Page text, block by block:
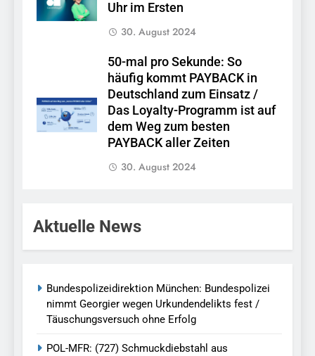
Uhr im Ersten
30. August 2024
50-mal pro Sekunde: So
häufig kommt PAYBACK in
Deutschland zum Einsatz /
Das Loyalty-Programm ist auf
dem Weg zum besten
PAYBACK aller Zeiten
30. August 2024
Aktuelle News
Bundespolizeidirektion München: Bundespolizei
nimmt Georgier wegen Urkundendelikts fest /
Täuschungsversuch ohne Erfolg
POL-MFR: (727) Schmuckdiebstahl aus